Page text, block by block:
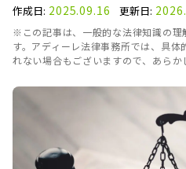
作成日: 2025.09.16 更新日:
※この記事は、一般的な法律知識の理
す。アディーレ法律事務所では、具
れない場合もございますので、あらか